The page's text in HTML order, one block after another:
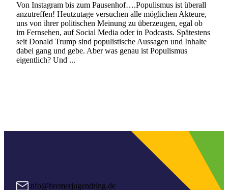
Von Instagram bis zum Pausenhof….Populismus ist überall
anzutreffen! Heutzutage versuchen alle möglichen Akteure,
uns von ihrer politischen Meinung zu überzeugen, egal ob
im Fernsehen, auf Social Media oder in Podcasts. Spätestens
seit Donald Trump sind populistische Aussagen und Inhalte
dabei gang und gebe. Aber was genau ist Populismus
eigentlich? Und ...
info@bremerjugendring.de